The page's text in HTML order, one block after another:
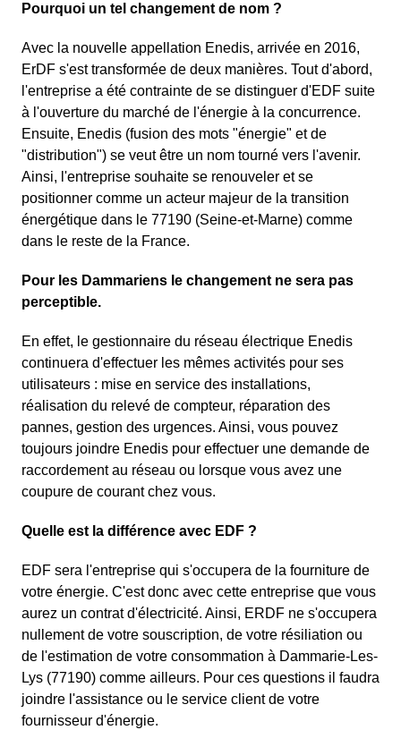
Pourquoi un tel changement de nom ?
Avec la nouvelle appellation Enedis, arrivée en 2016,
ErDF s'est transformée de deux manières. Tout d'abord,
l'entreprise a été contrainte de se distinguer d'EDF suite
à l'ouverture du marché de l'énergie à la concurrence.
Ensuite, Enedis (fusion des mots "énergie" et de
"distribution") se veut être un nom tourné vers l'avenir.
Ainsi, l'entreprise souhaite se renouveler et se
positionner comme un acteur majeur de la transition
énergétique dans le 77190 (Seine-et-Marne) comme
dans le reste de la France.
Pour les Dammariens le changement ne sera pas
perceptible.
En effet, le gestionnaire du réseau électrique Enedis
continuera d'effectuer les mêmes activités pour ses
utilisateurs : mise en service des installations,
réalisation du relevé de compteur, réparation des
pannes, gestion des urgences. Ainsi, vous pouvez
toujours joindre Enedis pour effectuer une demande de
raccordement au réseau ou lorsque vous avez une
coupure de courant chez vous.
Quelle est la différence avec EDF ?
EDF sera l'entreprise qui s'occupera de la fourniture de
votre énergie. C'est donc avec cette entreprise que vous
aurez un contrat d'électricité. Ainsi, ERDF ne s'occupera
nullement de votre souscription, de votre résiliation ou
de l'estimation de votre consommation à Dammarie-Les-
Lys (77190) comme ailleurs. Pour ces questions il faudra
joindre l'assistance ou le service client de votre
fournisseur d'énergie.